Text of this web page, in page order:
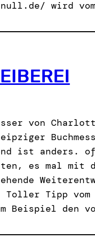
wird
von
ist anders.
es mal mit
Toller Tipp
Beispiel den